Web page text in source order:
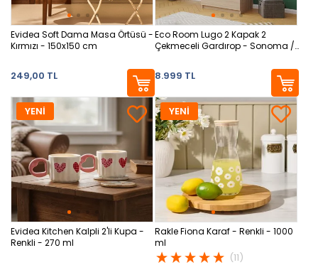
Evidea Soft Dama Masa Örtüsü -
Kırmızı - 150x150 cm
249,00 TL
Eco Room Lugo 2 Kapak 2
Çekmeceli Gardırop - Sonoma /
8.999 TL
Evidea Kitchen Kalpli 2'li Kupa -
Renkli - 270 ml
YENİ
Rakle Fiona Karaf - Renkli - 1000
ml
(11)
YENİ